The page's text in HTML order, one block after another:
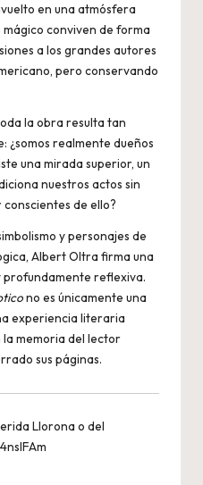
en una atmósfera
conviven de forma
a los grandes autores
pero conservando
la obra resulta tan
¿somos realmente dueños
una mirada superior, un
nuestros actos sin
conscientes de ello?
y personajes de
Albert Oltra firma una
profundamente reflexiva.
no es únicamente una
experiencia literaria
memoria del lector
sus páginas.
Llorona o del